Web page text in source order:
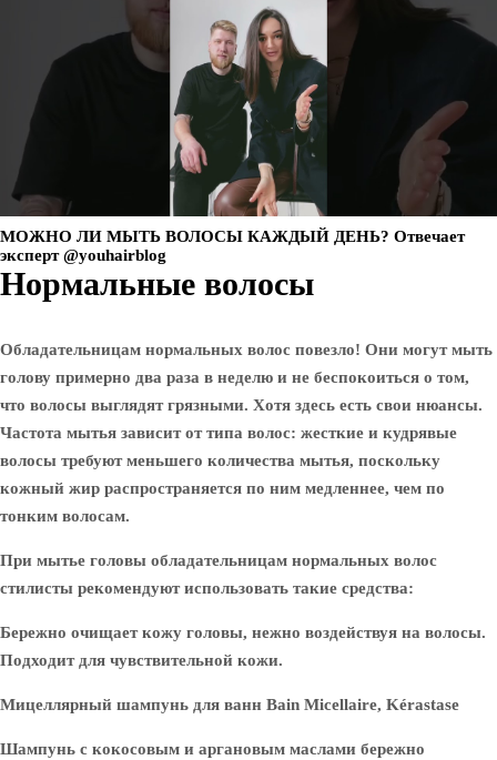
МОЖНО ЛИ МЫТЬ ВОЛОСЫ КАЖДЫЙ ДЕНЬ? Отвечает
эксперт @youhairblog
Нормальные волосы
Обладательницам нормальных волос повезло! Они могут мыть
голову примерно два раза в неделю и не беспокоиться о том,
что волосы выглядят грязными. Хотя здесь есть свои нюансы.
Частота мытья зависит от типа волос: жесткие и кудрявые
волосы требуют меньшего количества мытья, поскольку
кожный жир распространяется по ним медленнее, чем по
тонким волосам.
При мытье головы обладательницам нормальных волос
стилисты рекомендуют использовать такие средства:
Бережно очищает кожу головы, нежно воздействуя на волосы.
Подходит для чувствительной кожи.
Мицеллярный шампунь для ванн Bain Micellaire, Kérastase
Шампунь с кокосовым и аргановым маслами бережно